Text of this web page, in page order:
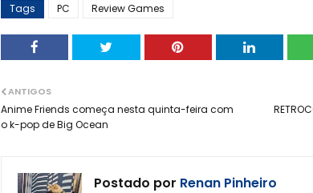
Tags PC Review Games
ANTIGOS
Anime Friends começa nesta quinta-feira com
o k-pop de Big Ocean
Postado por Renan Pinheiro